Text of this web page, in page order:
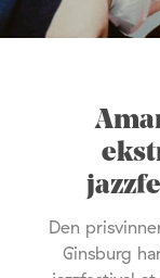
Den
Ginsburg